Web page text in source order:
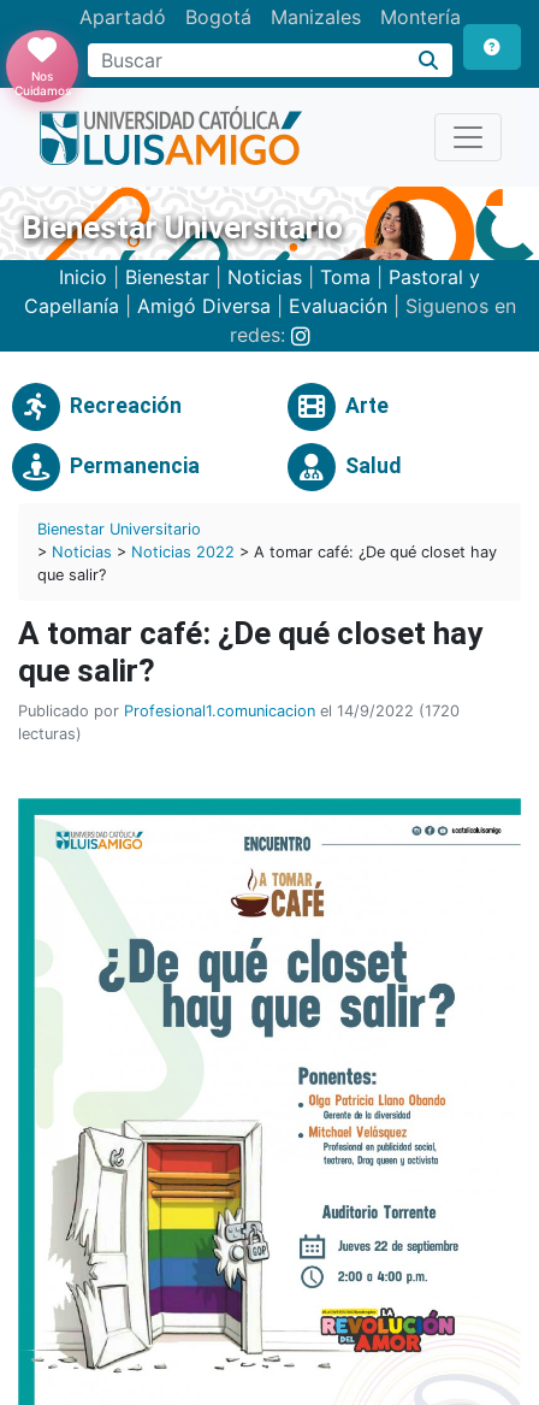
Apartadó Bogotá Manizales Montería
Buscar
Nos
Cuidamos
Bienestar Universitario
Inicio Bienestar Noticias Toma
Pastoral y
Capellanía
Amigó Diversa Evaluación| Siguenos en
redes:
Recreación Arte
Permanencia Salud
Bienestar Universitario
> Noticias > Noticias 2022 > A tomar café: ¿De qué closet hay
que salir?
A tomar café: ¿De qué closet hay
que salir?
Publicado por Profesional1.comunicacion el 14/9/2022 (1720
lecturas)